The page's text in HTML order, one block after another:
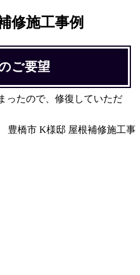
修施工事例
ご要望
ったので、修復していただ